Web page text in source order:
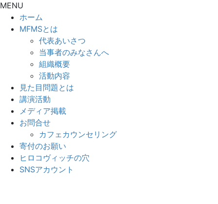
MENU
ホーム
MFMSとは
代表あいさつ
当事者のみなさんへ
組織概要
活動内容
見た目問題とは
講演活動
メディア掲載
お問合せ
カフェカウンセリング
寄付のお願い
ヒロコヴィッチの穴
SNSアカウント